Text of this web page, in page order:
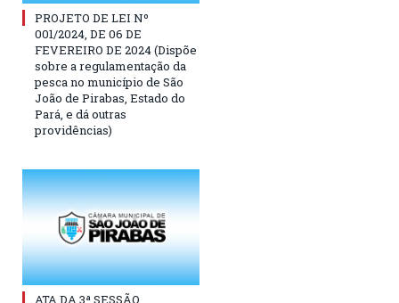
PROJETO DE LEI Nº
001/2024, DE 06 DE
FEVEREIRO DE 2024 (Dispõe
sobre a regulamentação da
pesca no município de São
João de Pirabas, Estado do
Pará, e dá outras
providências)
ATA DA 3ª SESSÃO